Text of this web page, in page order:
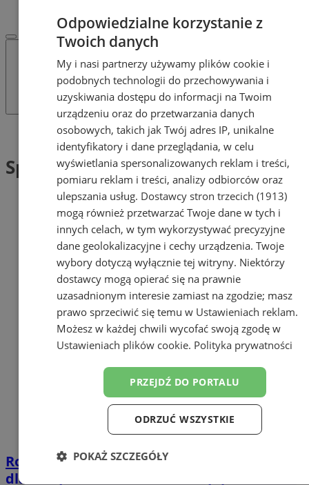
Tag: Sport dla wszystkich
Sport dla wszystkich (1)
Rozpoczął się nabór do programu „Sport
dla Wszystkich” 2024. Do rozdysponowania
Odpowiedzialne korzystanie z
Twoich danych
My i nasi partnerzy używamy plików cookie i
podobnych technologii do przechowywania i
uzyskiwania dostępu do informacji na Twoim
urządzeniu oraz do przetwarzania danych
osobowych, takich jak Twój adres IP, unikalne
identyfikatory i dane przeglądania, w celu
wyświetlania spersonalizowanych reklam i treści,
pomiaru reklam i treści, analizy odbiorców oraz
ulepszania usług. Dostawcy stron trzecich (1913)
mogą również przetwarzać Twoje dane w tych i
innych celach, w tym wykorzystywać precyzyjne
dane geolokalizacyjne i cechy urządzenia. Twoje
wybory dotyczą wyłącznie tej witryny. Niektórzy
dostawcy mogą opierać się na prawnie
uzasadnionym interesie zamiast na zgodzie; masz
prawo sprzeciwić się temu w Ustawieniach reklam.
Możesz w każdej chwili wycofać swoją zgodę w
Ustawieniach plików cookie. Polityka prywatności
PRZEJDŹ DO PORTALU
ODRZUĆ WSZYSTKIE
POKAŻ SZCZEGÓŁY